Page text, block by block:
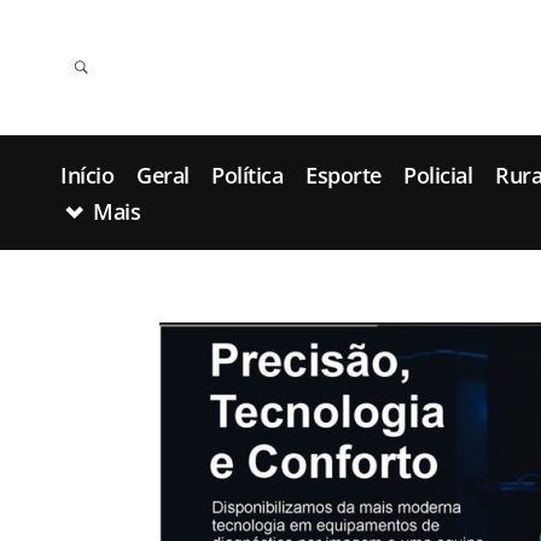
Início Geral Política Esporte Policial
Mais